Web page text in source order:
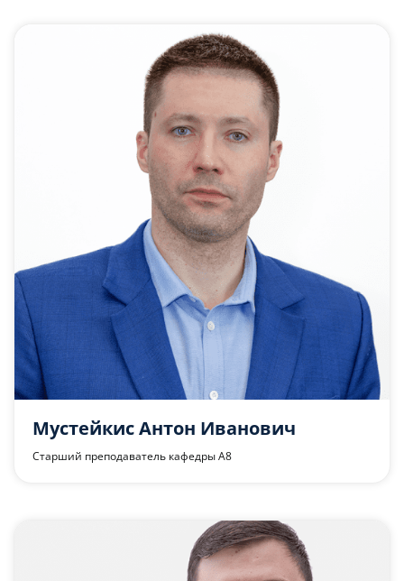
Мустейкис Антон Иванович
Старший преподаватель кафедры А8